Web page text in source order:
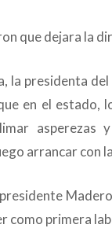
que dejara la
la presidenta
en el estado,
arrancar con
como primera